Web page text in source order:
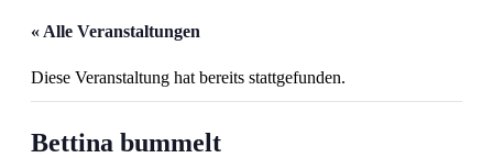
« Alle Veranstaltungen
Diese Veranstaltung hat bereits stattgefunden.
Bettina bummelt